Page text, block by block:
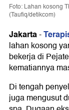
Foto: Lahan kosong
(Taufiq/detikcom)
Jakarta-
lahan kosong
bekerja di
kematiannya
Di tengah
juga mengusut